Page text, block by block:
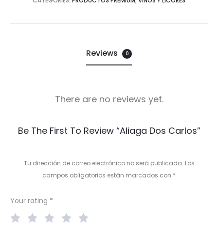
Reviews 0
R
e
e
w
s
There are no reviews yet.
Be The First To Review “Aliaga Dos Carlos”
Tu dirección de correo electrónico no será publicada. Los
campos obligatorios están marcados con *
Your rating *